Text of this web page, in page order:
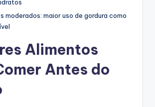
moderados: maior uso de gordura como
Alimentos
Antes do